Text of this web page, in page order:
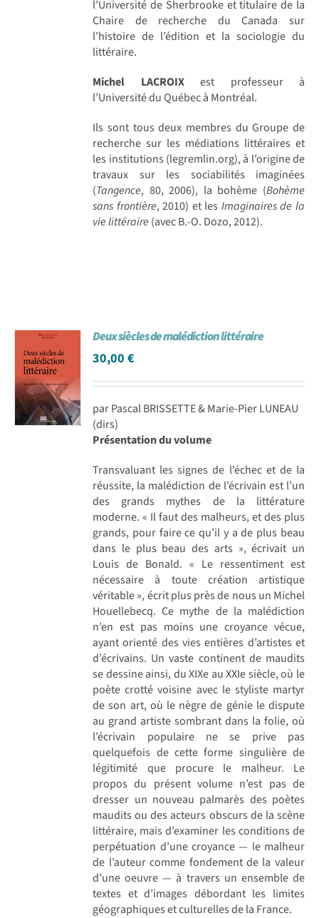
l’Université de Sherbrooke et titulaire de la
Chaire de recherche du Canada sur
l’histoire de l’édition et la sociologie du
littéraire.
Michel LACROIXest professeur à
l’Université du Québec à Montréal.
Ils sont tous deux membres du Groupe de
recherche sur les médiations littéraires et
les institutions (legremlin.org), à l’origine de
travaux sur les sociabilités imaginées
(Tangence, 80, 2006), la bohème (Bohème
sans frontière, 2010) et les Imaginaires de la
vie littéraire (avec B.-O. Dozo, 2012).
Deux siècles de malédiction littéraire
30,00€
par Pascal BRISSETTE & Marie-Pier LUNEAU
(dirs)
Présentation du volume
Transvaluant les signes de l’échec et de la
réussite, la malédiction de l’écrivain est l’un
des grands mythes de la littérature
moderne. « Il faut des malheurs, et des plus
grands, pour faire ce qu’il y a de plus beau
dans le plus beau des arts », écrivait un
Louis de Bonald. « Le ressentiment est
nécessaire à toute création artistique
véritable », écrit plus près de nous un Michel
Houellebecq. Ce mythe de la malédiction
n’en est pas moins une croyance vécue,
ayant orienté des vies entières d’artistes et
d’écrivains. Un vaste continent de maudits
se dessine ainsi, du XIXe au XXIe siècle, où le
poète crotté voisine avec le styliste martyr
de son art, où le nègre de génie le dispute
au grand artiste sombrant dans la folie, où
l’écrivain populaire ne se prive pas
quelquefois de cette forme singulière de
légitimité que procure le malheur. Le
propos du présent volume n’est pas de
dresser un nouveau palmarès des poètes
maudits ou des acteurs obscurs de la scène
littéraire, mais d’examiner les conditions de
perpétuation d’une croyance — le malheur
de l’auteur comme fondement de la valeur
d’une oeuvre — à travers un ensemble de
textes et d’images débordant les limites
géographiques et culturelles de la France.